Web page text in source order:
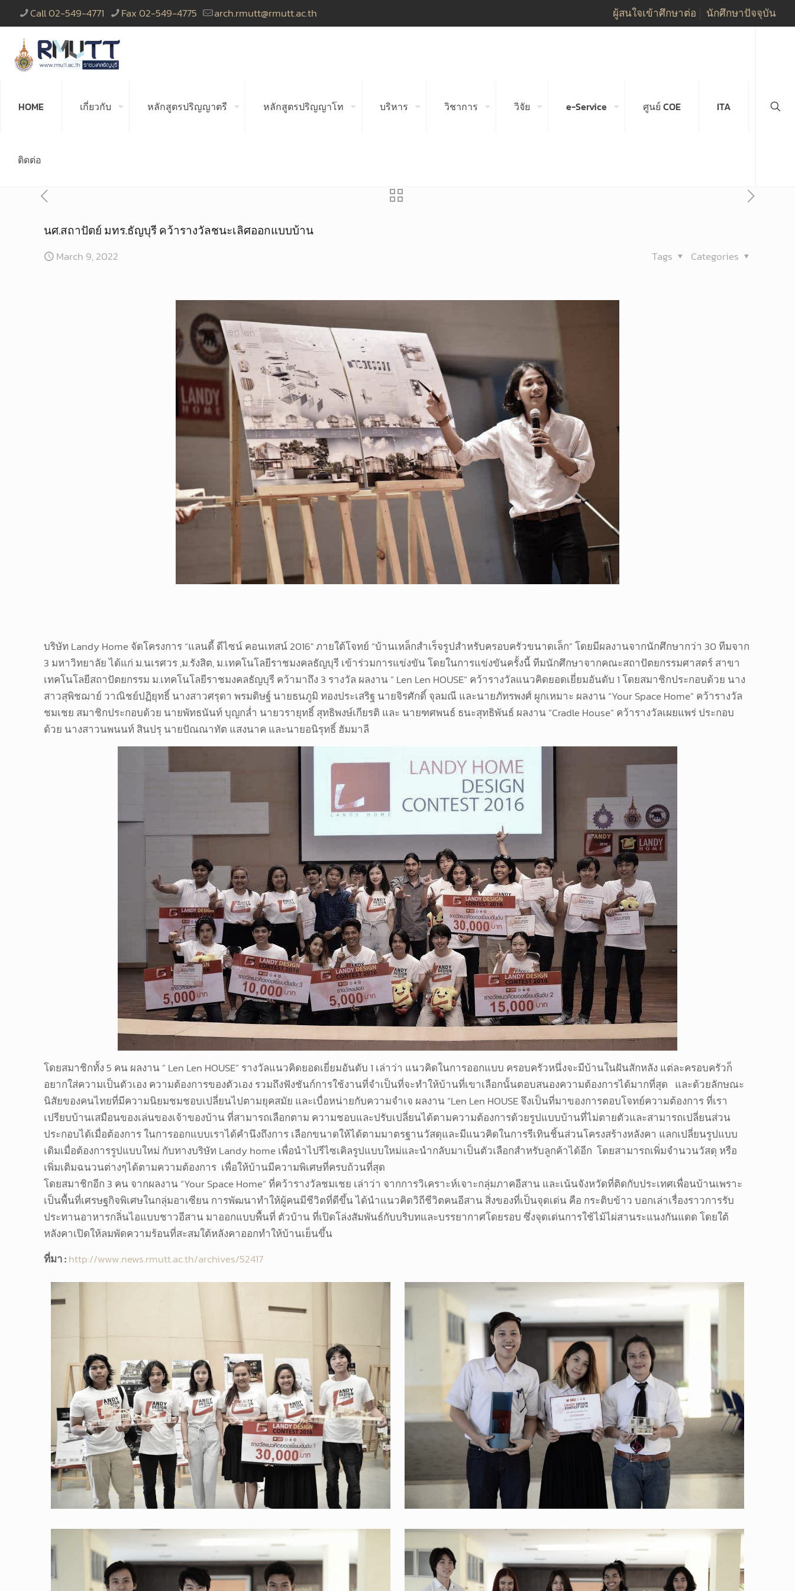
Call 02-549-4771 Fax 02-549-4775 arch.rmutt@rmutt.ac.th ผู้สนใจเข้าศึกษาต่อ นักศึกษาปัจจุบัน
HOME เกี่ยวกับ หลักสูตรปริญญาตรี หลักสูตรปริญญาโท บริหาร วิชาการ วิจัย e-Service ศูนย์ COE ITA
ติดต่อ
นศ.สถาปัตย์ มทร.ธัญบุรี คว้ารางวัลชนะเลิศออกแบบบ้าน
March 9, 2022 Categories
Tags
บริษัท Landy Home จัดโครงการ “แลนดี้ ดีไซน์ คอนเทสน์ 2016″ ภายใต้โจทย์ “บ้านเหล็กสำเร็จรูปสำหรับครอบครัวขนาดเล็ก” โดยมีผลงานจากนักศึกษากว่า 30 ทีมจาก
3 มหาวิทยาลัย ได้แก่ ม.นเรศวร ,ม.รังสิต, ม.เทคโนโลยีราชมงคลธัญบุรี เข้าร่วมการแข่งขัน โดยในการแข่งขันครั้งนี้ ทีมนักศึกษาจากคณะสถาปัตยกรรมศาสตร์ สาขา
เทคโนโลยีสถาปัตยกรรม ม.เทคโนโลยีราชมงคลธัญบุรี คว้ามาถึง 3 รางวัล ผลงาน ” Len Len HOUSE” คว้ารางวัลแนวคิดยอดเยี่ยมอันดับ 1 โดยสมาชิกประกอบด้วย นาง
สาวสุพิชฌาย์ วาณิชย์ปฏิยุทธิ์ นางสาวศรุดา พรมดิษฐ์ นายธนภูมิ ทองประเสริฐ นายจิรศักดิ์ จุลมณี และนายภัทรพงศ์ ผูกเหมาะ ผลงาน “Your Space Home” คว้ารางวัล
ชมเชย สมาชิกประกอบด้วย นายพัทธนันท์ บุญกล่ำ นายวรายุทธิ์ สุทธิพงษ์เกียรติ และ นายฑศพนธ์ ธนะสุทธิพันธ์ ผลงาน “Cradle House” คว้ารางวัลเผยแพร่ ประกอบ
ด้วย นางสาวนพนนท์ สินปรุ นายปัณณาทัต แสงนาค และนายอนิรุทธิ์ ฮัมมาลี
โดยสมาชิกทั้ง 5 คน ผลงาน ” Len Len HOUSE” รางวัลแนวคิดยอดเยี่ยมอันดับ 1 เล่าว่า แนวคิดในการออกแบบ ครอบครัวหนึ่งจะมีบ้านในฝันสักหลัง แต่ละครอบครัวก็
อยากใส่ความเป็นตัวเอง ความต้องการของตัวเอง รวมถึงฟังชันก์การใช้งานที่จำเป็นที่จะทำให้บ้านที่เขาเลือกนั้นตอบสนองความต้องการได้มากที่สุด และด้วยลักษณะ
นิสัยของคนไทยที่มีความนิยมชมชอบเปลี่ยนไปตามยุคสมัย และเบื่อหน่ายกับความจำเจ ผลงาน “Len Len HOUSE จึงเป็นที่มาของการตอบโจทย์ความต้องการ ที่เรา
เปรียบบ้านเสมือนของเล่นของเจ้าของบ้าน ที่สามารถเลือกตาม ความชอบและปรับเปลี่ยนได้ตามความต้องการด้วยรูปแบบบ้านที่ไม่ตายตัวและสามารถเปลี่ยนส่วน
ประกอบได้เมื่อต้องการ ในการออกแบบเราได้คำนึงถึงการ เลือกขนาดให้ได้ตามมาตรฐานวัสดุและมีแนวคิดในการรีเทินชิ้นส่วนโครงสร้างหลังคา แลกเปลี่ยนรูปแบบ
เดิมเมื่อต้องการรูปแบบใหม่ กับทางบริษัท Landy home เพื่อนำไปรีไซเคิลรูปแบบใหม่และนำกลับมาเป็นตัวเลือกสำหรับลูกค้าได้อีก โดยสามารถเพิ่มจำนวนวัสดุ หรือ
เพิ่มเติมฉนวนต่างๆได้ตามความต้องการ เพื่อให้บ้านมีความพิเศษที่ครบถ้วนที่สุด
โดยสมาชิกอีก 3 คน จากผลงาน “Your Space Home” ที่คว้ารางวัลชมเชย เล่าว่า จากการวิเคราะห์เจาะกลุ่มภาคอีสาน และเน้นจังหวัดที่ติดกับประเทศเพื่อนบ้านเพราะ
เป็นพื้นที่เศรษฐกิจพิเศษในกลุ่มอาเซียน การพัฒนาทำให้ผู้คนมีชีวิตที่ดีขึ้น ได้นำแนวคิดวิถีชีวิตคนอีสาน สิ่งของที่เป็นจุดเด่น คือ กระติบข้าว บอกเล่าเรื่องราวการรับ
ประทานอาหารกลิ่นไอแบบชาวอีสาน มาออกแบบพื้นที่ ตัวบ้าน ที่เปิดโล่งสัมพันธ์กับบริบทและบรรยากาศโดยรอบ ซึ่งจุดเด่นการใช้ไม้ไผ่สานระแนงกันแดด โดยใต้
หลังคาเปิดให้ลมพัดความร้อนที่สะสมใต้หลังคาออกทำให้บ้านเย็นขึ้น
ที่มา :http://www.news.rmutt.ac.th/archives/52417